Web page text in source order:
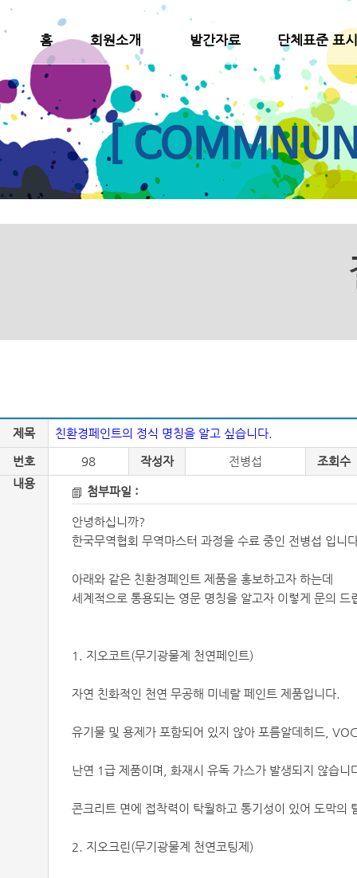
홈 회원소개 발간자료 단체표준 표
[
제목 친환경페인트의 정식 명칭을 알고 싶습니다.
번호 98 작성자 전병섭
조회수
내용
첨부파일 :
안녕하십니까?
한국무역협회 무역마스터 과정을 수료 중인 전병섭 입니
아래와 같은 친환경페인트 제품을 홍보하고자 하는데
세계적으로 통용되는 영문 명칭을 알고자 이렇게 문의 드
1. 지오코트(무기광물계 천연페인트)
자연 친화적인 천연 무공해 미네랄 페인트 제품입니다.
유기물 및 용제가 포함되어 있지 않아 포름알데히드,
난연 1급 제품이며, 화재시 유독 가스가 발생되지 않습니
콘크리트 면에 접착력이 탁월하고 통기성이 있어 도막
2. 지오크린(무기광물계 천연코팅제)